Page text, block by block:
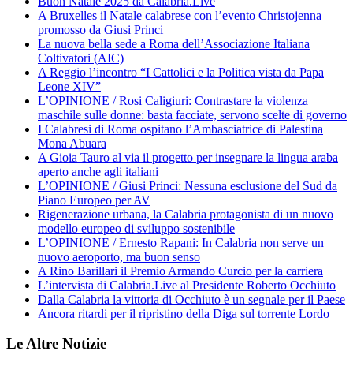
A Bruxelles il Natale calabrese con l’evento Christojenna
promosso da Giusi Princi
La nuova bella sede a Roma dell’Associazione Italiana
Coltivatori (AIC)
A Reggio l’incontro “I Cattolici e la Politica vista da Papa
Leone XIV”
L’OPINIONE / Rosi Caligiuri: Contrastare la violenza
maschile sulle donne: basta facciate, servono scelte di governo
I Calabresi di Roma ospitano l’Ambasciatrice di Palestina
Mona Abuara
A Gioia Tauro al via il progetto per insegnare la lingua araba
aperto anche agli italiani
L’OPINIONE / Giusi Princi: Nessuna esclusione del Sud da
Piano Europeo per AV
Rigenerazione urbana, la Calabria protagonista di un nuovo
modello europeo di sviluppo sostenibile
L’OPINIONE / Ernesto Rapani: In Calabria non serve un
nuovo aeroporto, ma buon senso
A Rino Barillari il Premio Armando Curcio per la carriera
L’intervista di Calabria.Live al Presidente Roberto Occhiuto
Dalla Calabria la vittoria di Occhiuto è un segnale per il Paese
Ancora ritardi per il ripristino della Diga sul torrente Lordo
Le Altre Notizie